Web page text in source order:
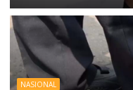
NASIONAL